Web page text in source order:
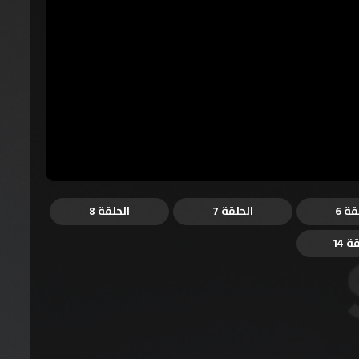
6 الحلقة 7
الحلقة 8
14